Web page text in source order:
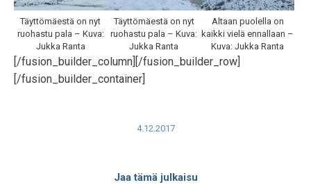
Täyttömäestä on nyt
ruohastu pala – Kuva:
Jukka Ranta
Täyttömäestä on nyt
ruohastu pala – Kuva:
Jukka Ranta
Altaan puolella on
kaikki vielä ennallaan –
Kuva: Jukka Ranta
[/fusion_builder_column][/fusion_builder_row]
[/fusion_builder_container]
4.12.2017
Jaa tämä julkaisu